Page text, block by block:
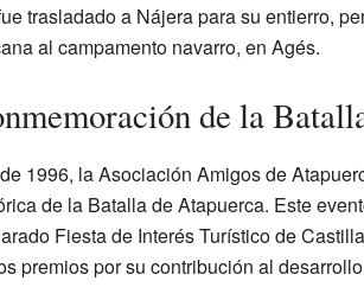
trasladado a Nájera para su entierro,
al campamento navarro, en Agés.
de la
1996, la Asociación Amigos de
de la Batalla de Atapuerca. Este
Fiesta de Interés Turístico de
premios por su contribución al